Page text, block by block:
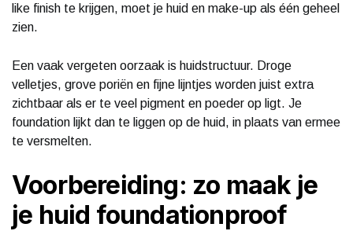
like finish te krijgen, moet je huid en make-up als één geheel
zien.
Een vaak vergeten oorzaak is huidstructuur. Droge
velletjes, grove poriën en fijne lijntjes worden juist extra
zichtbaar als er te veel pigment en poeder op ligt. Je
foundation lijkt dan te liggen op de huid, in plaats van ermee
te versmelten.
Voorbereiding: zo maak je
je huid foundationproof